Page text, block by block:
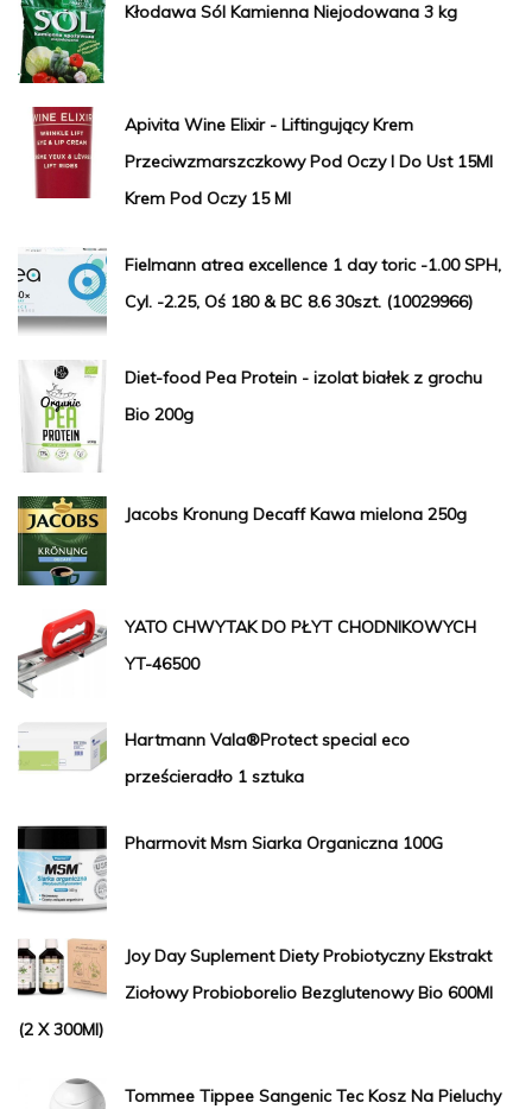
Kłodawa Sól Kamienna Niejodowana 3 kg
Apivita Wine Elixir - Liftingujący Krem
Przeciwzmarszczkowy Pod Oczy I Do Ust 15Ml
Krem Pod Oczy 15 Ml
Fielmann atrea excellence 1 day toric -1.00 SPH,
Cyl. -2.25, Oś 180 & BC 8.6 30szt. (10029966)
Diet-food Pea Protein - izolat białek z grochu
Bio 200g
Jacobs Kronung Decaff Kawa mielona 250g
YATO CHWYTAK DO PŁYT CHODNIKOWYCH
YT-46500
Hartmann Vala®Protect special eco
prześcieradło 1 sztuka
Pharmovit Msm Siarka Organiczna 100G
Joy Day Suplement Diety Probiotyczny Ekstrakt
Ziołowy Probioborelio Bezglutenowy Bio 600Ml
(2 X 300Ml)
Tommee Tippee Sangenic Tec Kosz Na Pieluchy